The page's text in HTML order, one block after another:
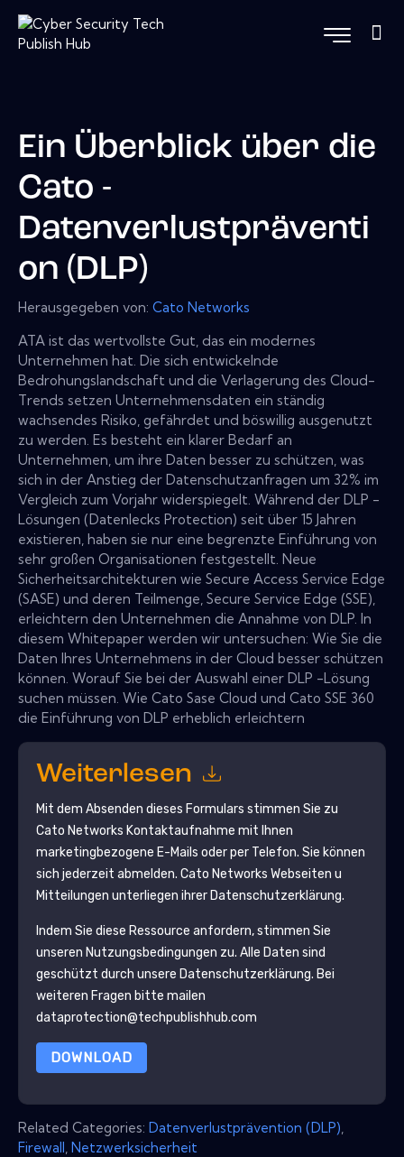
Ein Überblick über die
Cato -
Datenverlustpräventi
on (DLP)
Herausgegeben von: Cato Networks
ATA ist das wertvollste Gut, das ein modernes
Unternehmen hat. Die sich entwickelnde
Bedrohungslandschaft und die Verlagerung des Cloud-
Trends setzen Unternehmensdaten ein ständig
wachsendes Risiko, gefährdet und böswillig ausgenutzt
zu werden. Es besteht ein klarer Bedarf an
Unternehmen, um ihre Daten besser zu schützen, was
sich in der Anstieg der Datenschutzanfragen um 32% im
Vergleich zum Vorjahr widerspiegelt. Während der DLP -
Lösungen (Datenlecks Protection) seit über 15 Jahren
existieren, haben sie nur eine begrenzte Einführung von
sehr großen Organisationen festgestellt. Neue
Sicherheitsarchitekturen wie Secure Access Service Edge
(SASE) und deren Teilmenge, Secure Service Edge (SSE),
erleichtern den Unternehmen die Annahme von DLP. In
diesem Whitepaper werden wir untersuchen: Wie Sie die
Daten Ihres Unternehmens in der Cloud besser schützen
können. Worauf Sie bei der Auswahl einer DLP -Lösung
suchen müssen. Wie Cato Sase Cloud und Cato SSE 360
die Einführung von DLP erheblich erleichtern
Weiterlesen
Mit dem Absenden dieses Formulars stimmen Sie zu
Cato Networks Kontaktaufnahme mit Ihnen
marketingbezogene E-Mails oder per Telefon. Sie können
sich jederzeit abmelden. Cato Networks Webseiten u
Mitteilungen unterliegen ihrer Datenschutzerklärung.
Indem Sie diese Ressource anfordern, stimmen Sie
unseren Nutzungsbedingungen zu. Alle Daten sind
geschützt durch unsere Datenschutzerklärung. Bei
weiteren Fragen bitte mailen
dataprotection@techpublishhub.com
DOWNLOAD
Related Categories: Datenverlustprävention (DLP)
Firewall Netzwerksicherheit